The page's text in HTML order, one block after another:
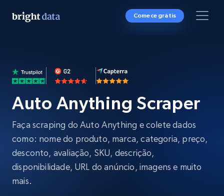
Comece grátis
Auto Anything Scraper
Faça scraping do Auto Anything e colete dados
como: nome do produto, marca, categoria, preço,
desconto, avaliação, SKU, descrição,
disponibilidade, URL do anúncio, imagens e muito
mais.